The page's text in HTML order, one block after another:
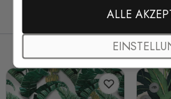
Verwandte
ALLE